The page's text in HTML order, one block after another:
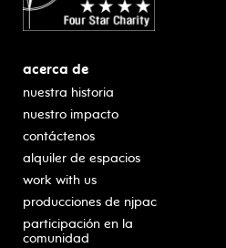
acerca de
nuestra historia
nuestro impacto
contáctenos
alquiler de espacios
work with us
producciones de njpac
participación en la
comunidad